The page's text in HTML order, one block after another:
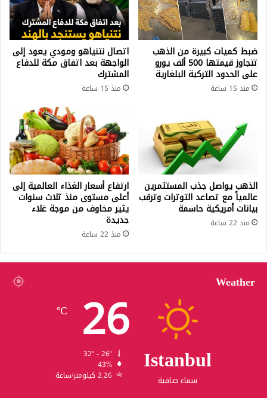
ضبط كميات كبيرة من الذهب
تتجاوز قيمتها 500 ألف يورو
على الحدود التركية البلغارية
منذ 15 ساعة
اتصال نتنياهو ومودي يعود إلى
الواجهة بعد اتفاق مكة للدفاع
المشترك
منذ 15 ساعة
الذهب يواصل جذب المستثمرين
عالمياً مع تصاعد التوترات وترقب
بيانات أمريكية حاسمة
منذ 22 ساعة
ارتفاع أسعار الغذاء العالمية إلى
أعلى مستوى منذ ثلاث سنوات
يثير مخاوف من موجة غلاء
جديدة
منذ 22 ساعة
Weather
Istanbul
سماء صافية
26
℃
43%
2.26 كيلومتر/ساعة